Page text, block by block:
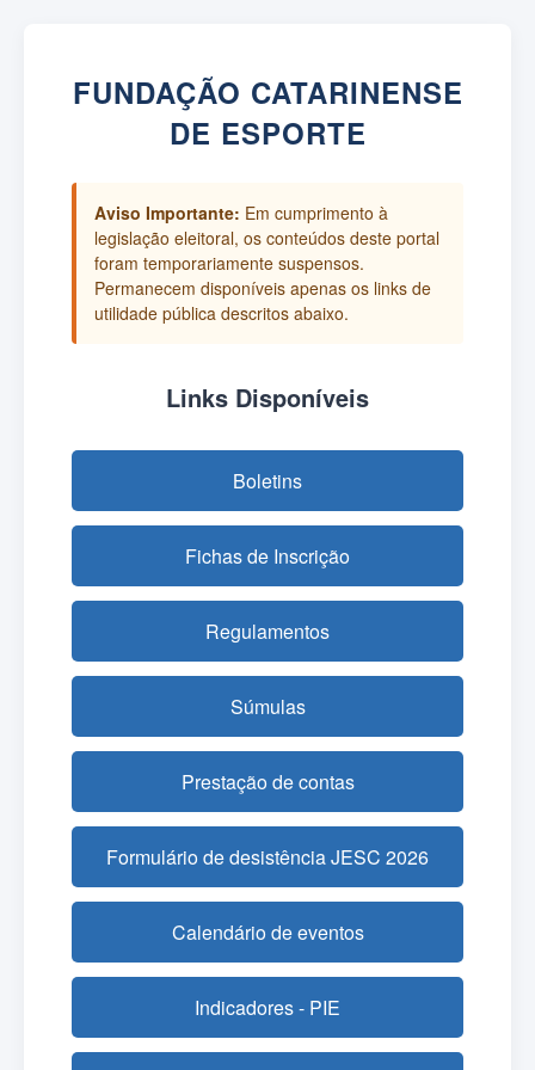
FUNDAÇÃO CATARINENSE
DE ESPORTE
Aviso Importante: Em cumprimento à
legislação eleitoral, os conteúdos deste portal
foram temporariamente suspensos.
Permanecem disponíveis apenas os links de
utilidade pública descritos abaixo.
Links Disponíveis
Boletins
Fichas de Inscrição
Regulamentos
Súmulas
Prestação de contas
Formulário de desistência JESC 2026
Calendário de eventos
Indicadores - PIE